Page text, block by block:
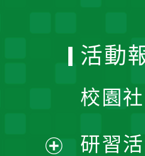
活動
校園
研習